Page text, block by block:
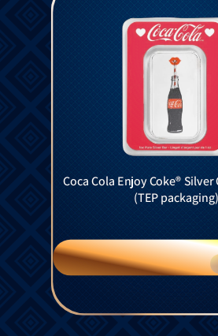
Coca Cola Enjoy Coke® Silver
(TEP packaging)